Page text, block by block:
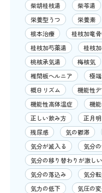
柴胡桂枝湯
柴苓湯
栄養型うつ
栄養素
根本治療
桂枝加竜
桂枝加芍薬湯
桂枝
桃核承気湯
梅核気
椎間板ヘルニア
極
概日リズム
機能性
機能性高体温症
機
正しい飲み方
正月
残尿感
気の鬱滞
気分が滅入る
気分
気分の移り替わりが激しい
気分の落込み
気分
気力の低下
気圧の